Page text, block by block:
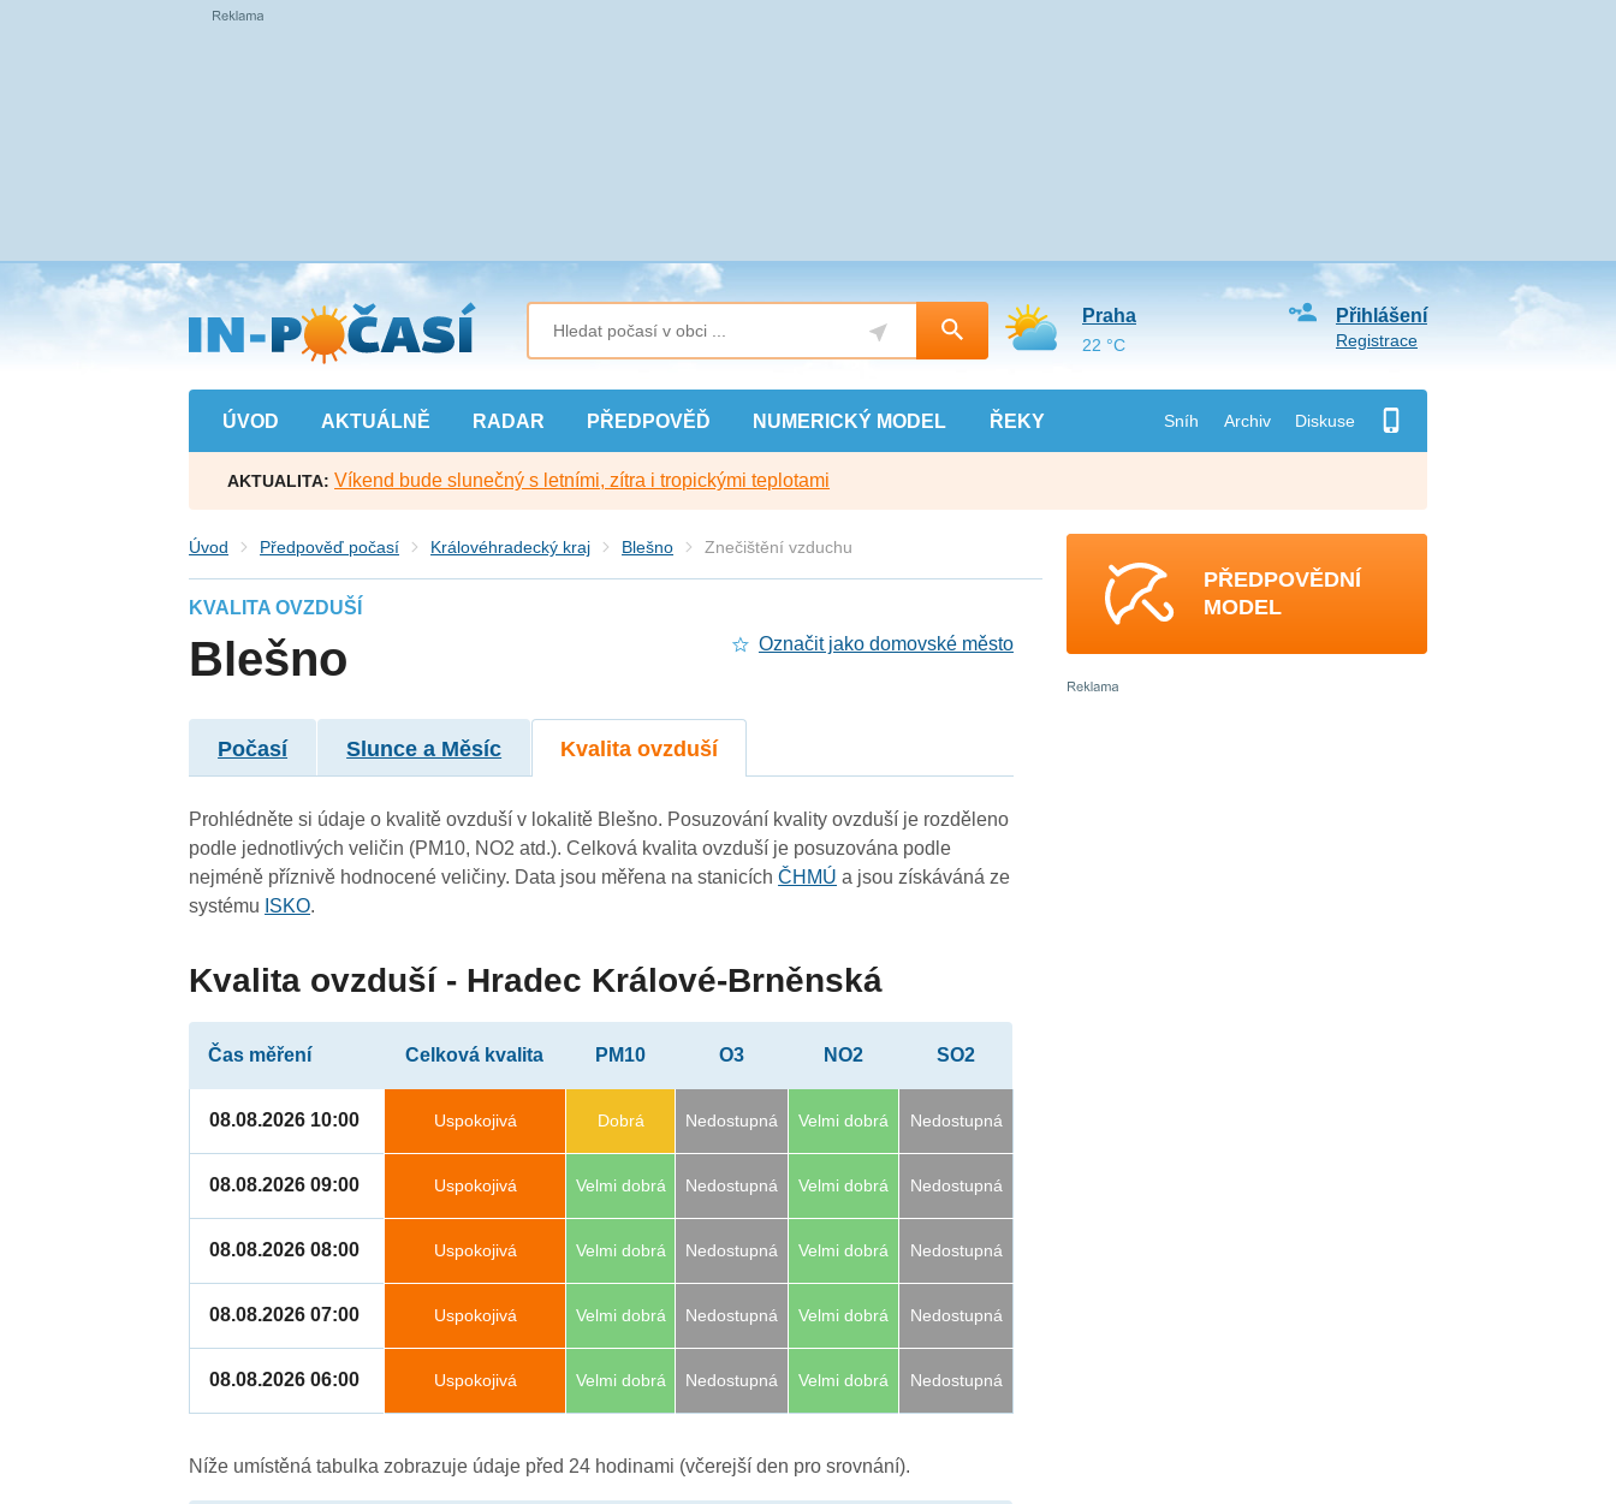
Přejít
na
hlavní
obsah
ÚVOD AKTUÁLNĚ RADAR PŘEDPOVĚĎ NUMERICKÝ MODEL ŘEKY Sníh Archiv Diskuse
Přihlášení
Registrace
Praha
22 °C
AKTUALITA: Víkend bude slunečný s letními, zítra i tropickými teplotami
Úvod Předpověď počasí Královéhradecký kraj Blešno Znečištění vzduchu
KVALITA OVZDUŠÍ
Blešno Označit jako domovské město
Počasí Slunce a Měsíc Kvalita ovzduší
Prohlédněte si údaje o kvalitě ovzduší v lokalitě Blešno. Posuzování kvality ovzduší je rozděleno
podle jednotlivých veličin (PM10, NO2 atd.). Celková kvalita ovzduší je posuzována podle
nejméně příznivě hodnocené veličiny. Data jsou měřena na stanicíchČHMÚ a jsou získáváná ze
systému ISKO.
Kvalita ovzduší - Hradec Králové-Brněnská
Čas měření Celková kvalita PM10 O3 NO2 SO2
08.08.2026 10:00 Uspokojivá Dobrá Nedostupná Velmi dobrá Nedostupná
08.08.2026 09:00 Uspokojivá Velmi dobrá Nedostupná Velmi dobrá Nedostupná
08.08.2026 08:00 Uspokojivá Velmi dobrá Nedostupná Velmi dobrá Nedostupná
08.08.2026 07:00 Uspokojivá Velmi dobrá Nedostupná Velmi dobrá Nedostupná
08.08.2026 06:00 Uspokojivá Velmi dobrá Nedostupná Velmi dobrá Nedostupná
Níže umístěná tabulka zobrazuje údaje před 24 hodinami (včerejší den pro srovnání).
PŘEDPOVĚDNÍ
MODEL